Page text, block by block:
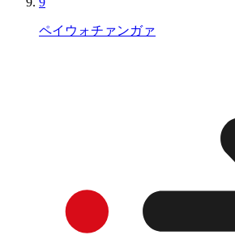
ペイウォチァンガァ